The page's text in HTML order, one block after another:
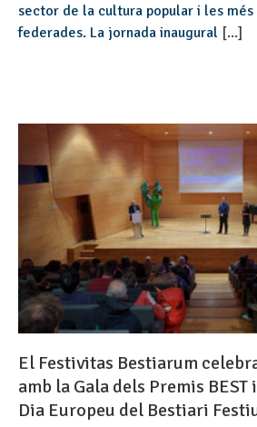
sector de la cultura popular i les
federades. La jornada inaugural [...]
El Festivitas Bestiarum
amb la Gala dels Premis
Dia Europeu del Bestiari